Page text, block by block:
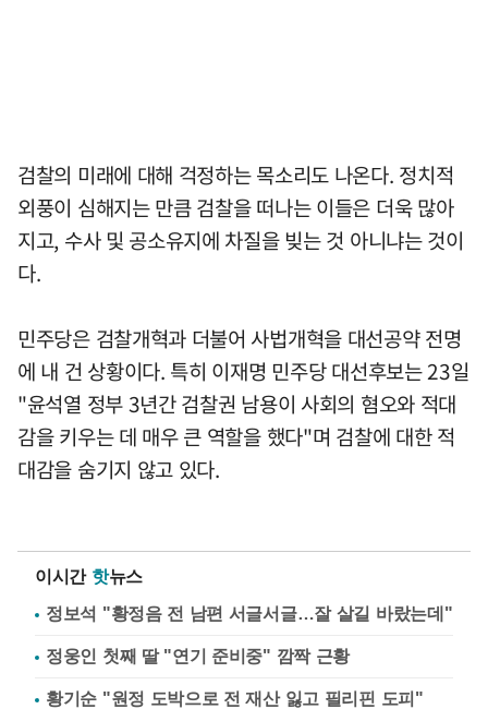
검찰의 미래에 대해 걱정하는 목소리도 나온다. 정치적
외풍이 심해지는 만큼 검찰을 떠나는 이들은 더욱 많아
지고, 수사 및 공소유지에 차질을 빚는 것 아니냐는 것이
다.
민주당은 검찰개혁과 더불어 사법개혁을 대선공약 전명
에 내 건 상황이다. 특히 이재명 민주당 대선후보는 23일
"윤석열 정부 3년간 검찰권 남용이 사회의 혐오와 적대
감을 키우는 데 매우 큰 역할을 했다"며 검찰에 대한 적
대감을 숨기지 않고 있다.
이시간 핫뉴스
정보석 "황정음 전 남편 서글서글…잘 살길 바랐는데"
정웅인 첫째 딸 "연기 준비중" 깜짝 근황
황기순 "원정 도박으로 전 재산 잃고 필리핀 도피"